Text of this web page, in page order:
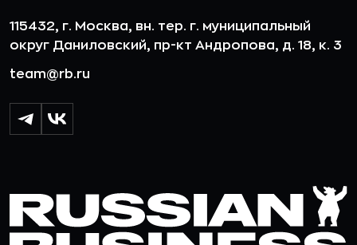
115432, г. Москва, вн. тер. г. муниципальный
округ Даниловский, пр-кт Андропова, д. 18, к. 3
team@rb.ru